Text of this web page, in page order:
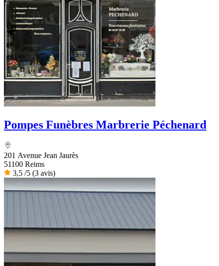
Pompes Funèbres Marbrerie Péchenard
201 Avenue Jean Jaurès
51100 Reims
3,5 /5 (3 avis)